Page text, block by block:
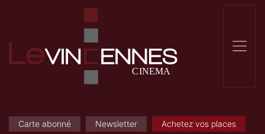
Carte abonné Newsletter Achetez vos places